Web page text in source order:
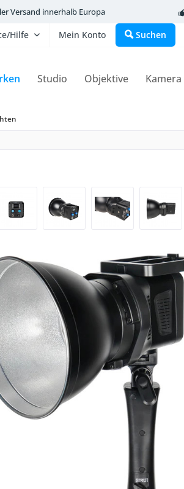
Versand innerhalb Europa
Hilfe Mein Konto Suchen
Studio Objektive